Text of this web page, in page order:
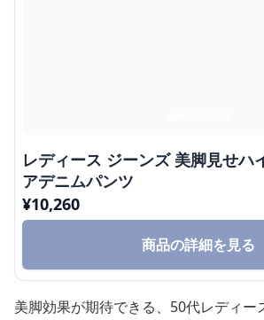
レディース ジーンズ 美脚見せハ
アデニムパンツ
¥10,260
商品の詳細を見る
美脚効果が期待できる、50代レディー